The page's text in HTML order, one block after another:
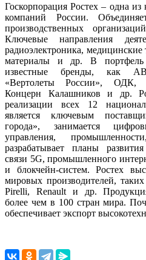
Госкорпорация Ростех – одна
компаний России.
производственных
Ключевые направления
радиоэлектроника,
материалы и др. В портфель
известные бренды, как
«Вертолеты России», ОДК,
Концерн Калашников и др.
реализации всех 12
является ключевым
города», занимается
управления,
разрабатывает планы
связи 5G, промышленного
и блокчейн-систем. Ростех
мировых производителей,
Pirelli, Renault и др.
более чем в 100 стран мира.
обеспечивает экспорт